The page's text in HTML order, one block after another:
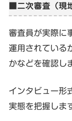
■二次審査（現
審査員が実際に
運用されている
かなどを確認し
インタビュー形
実態を把握しま